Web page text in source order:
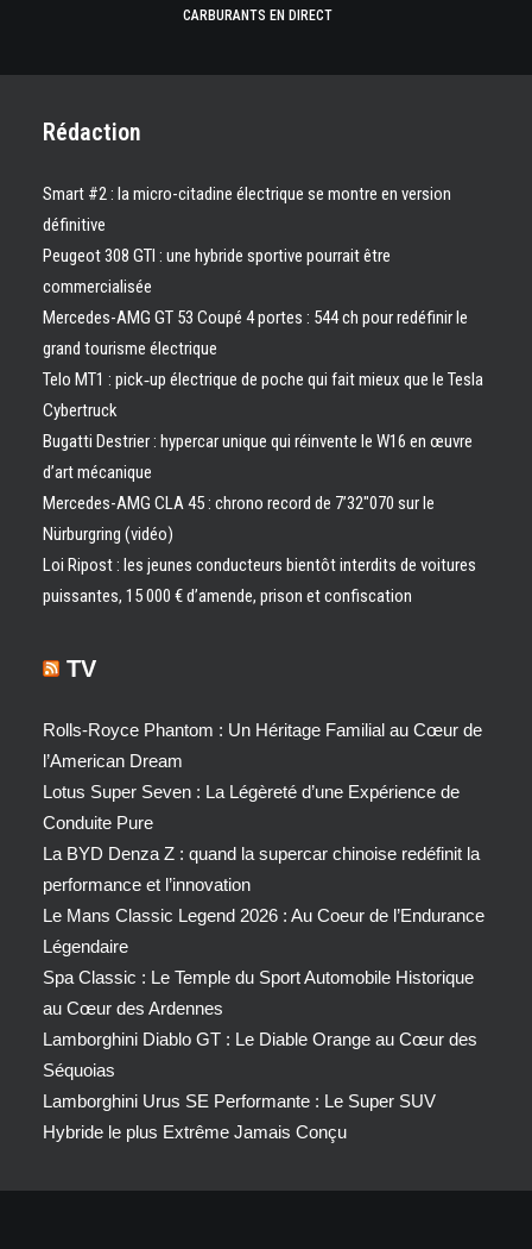
CARBURANTS EN DIRECT
Rédaction
Smart #2 : la micro-citadine électrique se montre en version
définitive
Peugeot 308 GTI : une hybride sportive pourrait être
commercialisée
Mercedes-AMG GT 53 Coupé 4 portes : 544 ch pour redéfinir le
grand tourisme électrique
Telo MT1 : pick‑up électrique de poche qui fait mieux que le Tesla
Cybertruck
Bugatti Destrier : hypercar unique qui réinvente le W16 en œuvre
d’art mécanique
Mercedes-AMG CLA 45 : chrono record de 7’32″070 sur le
Nürburgring (vidéo)
Loi Ripost : les jeunes conducteurs bientôt interdits de voitures
puissantes, 15 000 € d’amende, prison et confiscation
TV
Rolls-Royce Phantom : Un Héritage Familial au Cœur de
l’American Dream
Lotus Super Seven : La Légèreté d’une Expérience de
Conduite Pure
La BYD Denza Z : quand la supercar chinoise redéfinit la
performance et l’innovation
Le Mans Classic Legend 2026 : Au Coeur de l’Endurance
Légendaire
Spa Classic : Le Temple du Sport Automobile Historique
au Cœur des Ardennes
Lamborghini Diablo GT : Le Diable Orange au Cœur des
Séquoias
Lamborghini Urus SE Performante : Le Super SUV
Hybride le plus Extrême Jamais Conçu